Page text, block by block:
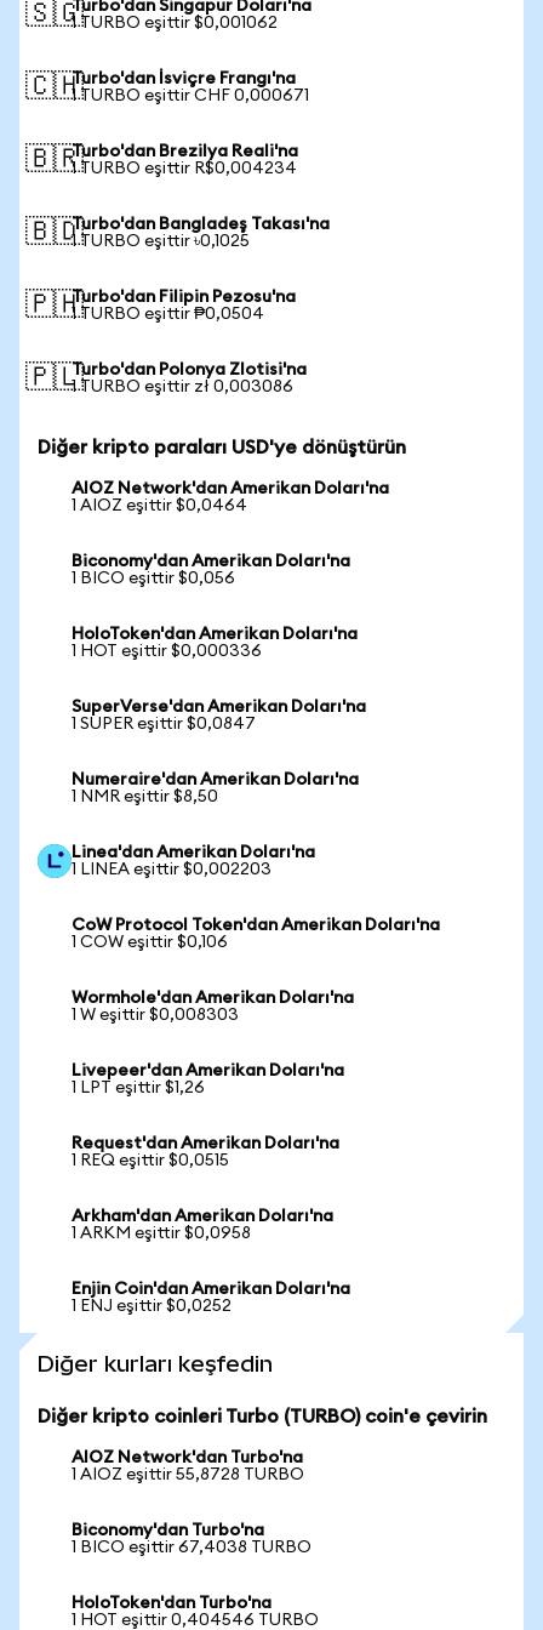
🇸🇬Turbo'dan Singapur Doları'na
1 TURBO eşittir $0,001062
🇨🇭Turbo'dan İsviçre Frangı'na
1 TURBO eşittir CHF 0,000671
🇧🇷Turbo'dan Brezilya Reali'na
1 TURBO eşittir R$0,004234
🇧🇩Turbo'dan Bangladeş Takası'na
1 TURBO eşittir ৳0,1025
🇵🇭Turbo'dan Filipin Pezosu'na
1 TURBO eşittir ₱0,0504
🇵🇱Turbo'dan Polonya Zlotisi'na
1 TURBO eşittir zł 0,003086
Diğer kripto paraları USD'ye dönüştürün
AIOZ Network'dan Amerikan Doları'na
1 AIOZ eşittir $0,0464
Biconomy'dan Amerikan Doları'na
1 BICO eşittir $0,056
HoloToken'dan Amerikan Doları'na
1 HOT eşittir $0,000336
SuperVerse'dan Amerikan Doları'na
1 SUPER eşittir $0,0847
Numeraire'dan Amerikan Doları'na
1 NMR eşittir $8,50
Linea'dan Amerikan Doları'na
1 LINEA eşittir $0,002203
CoW Protocol Token'dan Amerikan Doları'na
1 COW eşittir $0,106
Wormhole'dan Amerikan Doları'na
1 W eşittir $0,008303
Livepeer'dan Amerikan Doları'na
1 LPT eşittir $1,26
Request'dan Amerikan Doları'na
1 REQ eşittir $0,0515
Arkham'dan Amerikan Doları'na
1 ARKM eşittir $0,0958
Enjin Coin'dan Amerikan Doları'na
1 ENJ eşittir $0,0252
Diğer kurları keşfedin
Diğer kripto coinleri Turbo (TURBO) coin'e çevirin
AIOZ Network'dan Turbo'na
1 AIOZ eşittir 55,8728 TURBO
Biconomy'dan Turbo'na
1 BICO eşittir 67,4038 TURBO
HoloToken'dan Turbo'na
1 HOT eşittir 0,404546 TURBO